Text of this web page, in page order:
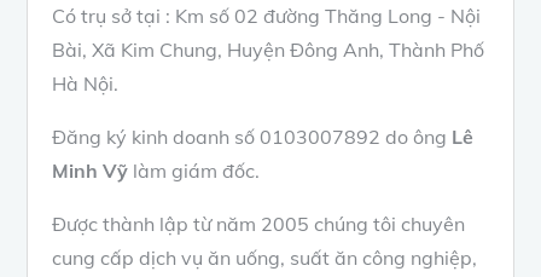
Có trụ sở tại : Km số 02 đường Thăng Long - Nội
Bài, Xã Kim Chung, Huyện Đông Anh, Thành Phố
Hà Nội.
Đăng ký kinh doanh số 0103007892 do ông Lê
Minh Vỹ làm giám đốc.
Được thành lập từ năm 2005 chúng tôi chuyên
cung cấp dịch vụ ăn uống, suất ăn công nghiệp,